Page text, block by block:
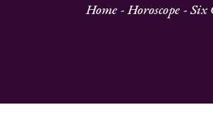
Home Horoscope Six